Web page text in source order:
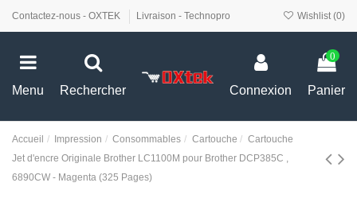
Contactez-nous - OXTEK Livraison - Technopro Wishlist (0)
Menu Rechercher Connexion
0
Panier
Accueil Impression Consommables Cartouche
Cartouche
Jet d'encre Originale Brother LC1100M pour Brother DCP385C ,
6890CW - Magenta (325 Pages)